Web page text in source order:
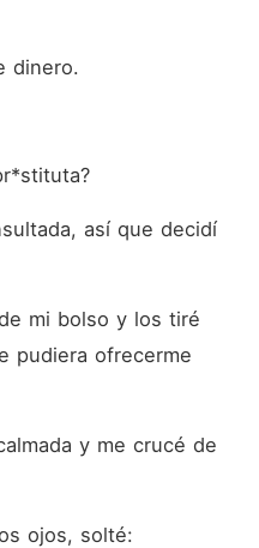
dinero.
así que decidí
mi bolso y los tiré
pudiera ofrecerme
y me crucé de
ojos, solté: